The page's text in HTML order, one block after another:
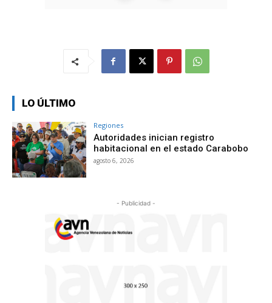
LO ÚLTIMO
Regiones
Autoridades inician registro
habitacional en el estado Carabobo
agosto 6, 2026
- Publicidad -